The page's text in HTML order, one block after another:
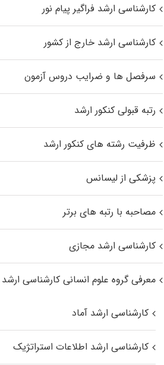
کارشناسی ارشد فراگیر پیام نور
کارشناسی ارشد خارج از کشور
سرفصل ها و ضرایب دروس آزمون
رتبه قبولی کنکور ارشد
ظرفیت رشته های کنکور ارشد
پزشکی از لیسانس
مصاحبه با رتبه های برتر
کارشناسی ارشد مجازی
معرفی گروه علوم انسانی کارشناسی ارشد
کارشناسی ارشد آماد
کارشناسی ارشد اطلاعات استراتژیک